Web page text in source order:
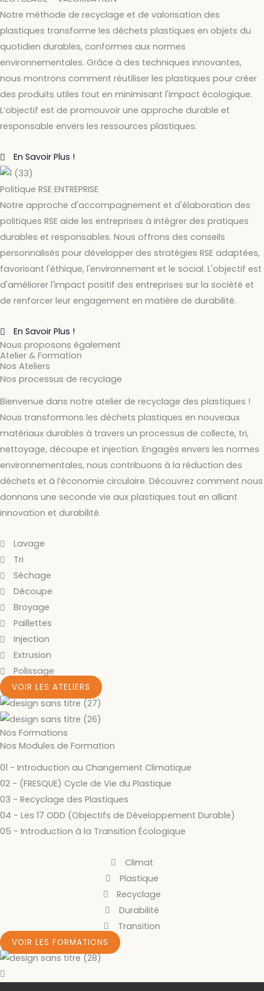
Notre méthode de recyclage et de valorisation des
plastiques transforme les déchets plastiques en objets du
quotidien durables, conformes aux normes
environnementales. Grâce à des techniques innovantes,
nous montrons comment réutiliser les plastiques pour créer
des produits utiles tout en minimisant l'impact écologique.
L’objectif est de promouvoir une approche durable et
responsable envers les ressources plastiques.
En Savoir Plus !
Politique RSE ENTREPRISE
Notre approche d'accompagnement et d'élaboration des
politiques RSE aide les entreprises à intégrer des pratiques
durables et responsables. Nous offrons des conseils
personnalisés pour développer des stratégies RSE adaptées,
favorisant l'éthique, l'environnement et le social. L'objectif est
d'améliorer l'impact positif des entreprises sur la société et
de renforcer leur engagement en matière de durabilité.
En Savoir Plus !
Nous proposons également
Atelier & Formation
Nos Ateliers
Nos processus de recyclage
Bienvenue dans notre atelier de recyclage des plastiques !
Nous transformons les déchets plastiques en nouveaux
matériaux durables à travers un processus de collecte, tri,
nettoyage, découpe et injection. Engagés envers les normes
environnementales, nous contribuons à la réduction des
déchets et à l’économie circulaire. Découvrez comment nous
donnons une seconde vie aux plastiques tout en alliant
innovation et durabilité.
Lavage
Tri
Séchage
Découpe
Broyage
Paillettes
Injection
Extrusion
Polissage
VOIR LES ATELIERS
Nos Formations
Nos Modules de Formation
01 - Introduction au Changement Climatique
02 - (FRESQUE) Cycle de Vie du Plastique
03 - Recyclage des Plastiques
04 - Les 17 ODD (Objectifs de Développement Durable)
05 - Introduction à la Transition Écologique
Climat
Plastique
Recyclage
Durabilité
Transition
VOIR LES FORMATIONS